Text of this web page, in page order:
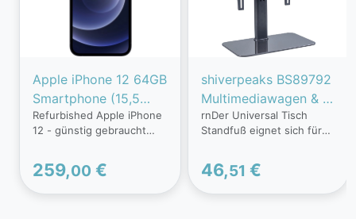
Apple iPhone 12 64GB
Smartphone (15,5
cm/6,1 Zoll, 64 GB
Speicherplatz, 12 MP
Adapter und
Kopfhörer, kompatibel
Refurbished Apple iPhone
12 - günstig gebraucht
Wendepunkt in der
Smartphone-Innovation,
259,00 €
shiverpeaks BS89792
Multimediawagen & -
ständer Schwarz
Multimedia-Ständer
rnDer Universal Tisch
Standfuß eignet sich für
Bildschirmdiagonale von
76,20cm (30) bis 139,70cm
46,51 €